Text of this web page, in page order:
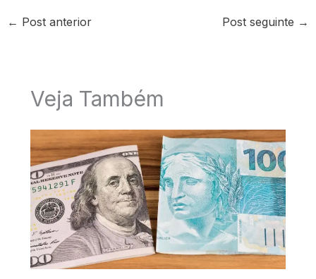
← Post anterior Post seguinte →
Veja Também